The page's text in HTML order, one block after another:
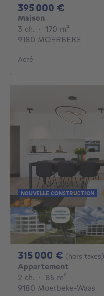
395 000 €
Maison
3 ch. 3 chambres
· 170 m²
9180 MOERBEKE
Aeré
NOUVELLE CONSTRUCTION
315 000 € 315000€
(hors taxes)
Appartement
2 ch. 2 chambres
· 85 m²
9180 Moerbeke-Waas